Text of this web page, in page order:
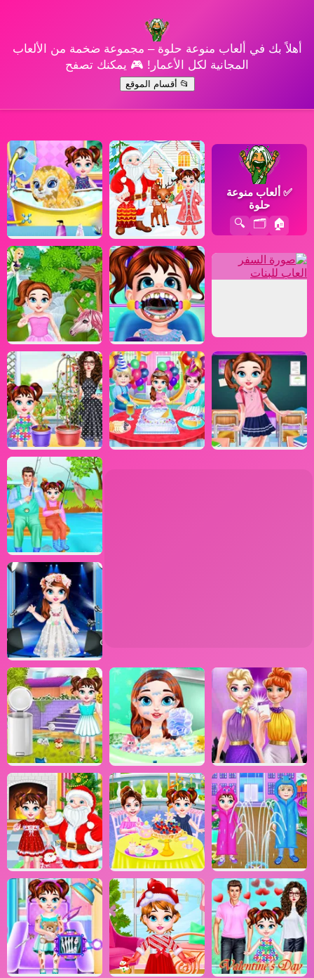
أهلاً بك في ألعاب منوعة حلوة – مجموعة ضخمة من الألعاب
المجانية لكل الأعمار! 🎮 يمكنك تصفح
📂 أقسام الموقع
✅ ألعاب منوعة
حلوة
🏠
🗂️
🔍